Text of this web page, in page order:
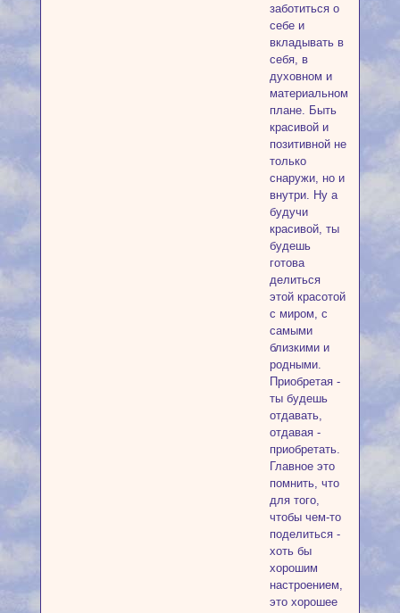
заботиться о
себе и
вкладывать в
себя, в
духовном и
материальном
плане. Быть
красивой и
позитивной не
только
снаружи, но и
внутри. Ну а
будучи
красивой, ты
будешь
готова
делиться
этой красотой
с миром, с
самыми
близкими и
родными.
Приобретая -
ты будешь
отдавать,
отдавая -
приобретать.
Главное это
помнить, что
для того,
чтобы чем-то
поделиться -
хоть бы
хорошим
настроением,
это хорошее